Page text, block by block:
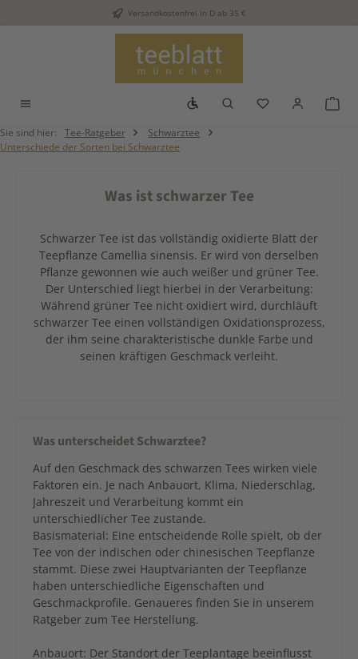
Zum Hauptinhalt springenVersandkostenfrei in D ab 35 €
Werkzeugleiste anzeigen
Du hast 0
Sie sind hier: Tee-Ratgeber
Schwarztee
Unterschiede der Sorten bei Schwarztee
Was ist schwarzer Tee
Schwarzer Tee ist das vollständig oxidierte Blatt der
Teepflanze Camellia sinensis. Er wird von derselben
Pflanze gewonnen wie auch weißer und grüner Tee.
Der Unterschied liegt hierbei in der Verarbeitung:
Während grüner Tee nicht oxidiert wird, durchläuft
schwarzer Tee einen vollständigen Oxidationsprozess,
der ihm seine charakteristische dunkle Farbe und
seinen kräftigen Geschmack verleiht.
Was unterscheidet Schwarztee?
Auf den Geschmack des schwarzen Tees wirken viele
Faktoren ein. Je nach Anbauort, Klima, Niederschlag,
Jahreszeit und Verarbeitung kommt ein
unterschiedlicher Tee zustande.
Basismaterial: Eine entscheidende Rolle spielt, ob der
Tee von der indischen oder chinesischen Teepflanze
stammt. Diese zwei Hauptvarianten der Teepflanze
haben unterschiedliche Eigenschaften und
Geschmackprofile. Genaueres finden Sie in unserem
Ratgeber zum Tee Herstellung.
Anbauort: Der Standort der Teeplantage beeinflusst